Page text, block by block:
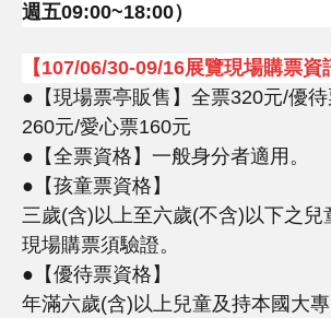
週五09:00~18:00）
【107/06/30-09/16展覽現場購票資
●【現場票亭販售】全票320元/優
260元/愛心票160元
●【全票資格】一般身分者適用。
●【孩童票資格】
三歲(含)以上至六歲(不含)以下之兒
現場購票須驗證。
●【優待票資格】
年滿六歲(含)以上兒童及持本國大